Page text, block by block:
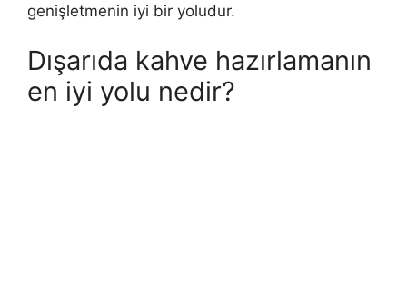
genişletmenin iyi bir yoludur.
Dışarıda kahve hazırlamanın
en iyi yolu nedir?